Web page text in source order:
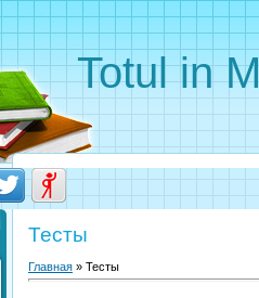
Totul in
Тесты
Главная » Тесты